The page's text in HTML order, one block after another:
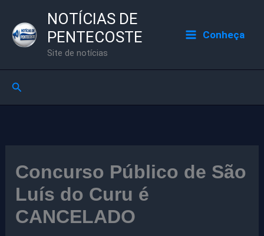
para
NOTÍCIAS DE
PENTECOSTE
Site de notícias
Conheça
Pesquisar
Concurso Público de São
Luís do Curu é
CANCELADO